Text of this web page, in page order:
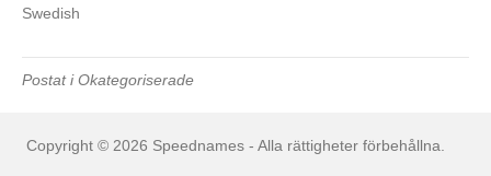
Swedish
Postat i Okategoriserade
Copyright © 2026 Speednames - Alla rättigheter förbehållna.